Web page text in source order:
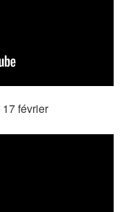
17 février